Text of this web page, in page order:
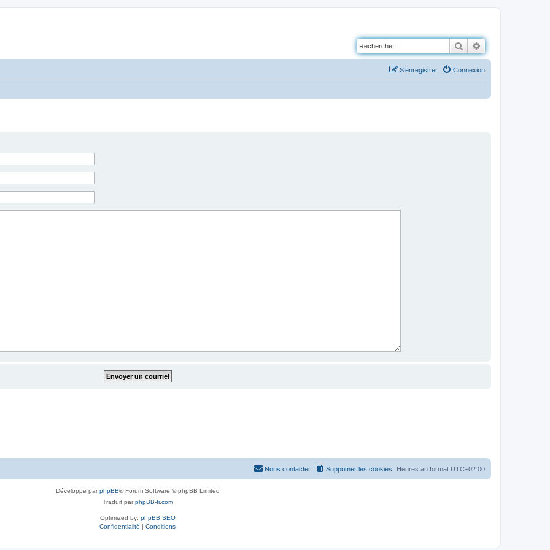
Rechercher
Connexion
S’enregistrer
Heures au format UTC+02:00
Supprimer les cookies
Nous contacter
Développé parphpBB® Forum Software © phpBB Limited
Traduit parphpBB-fr.com
Optimized by: phpBB SEO
Confidentialité | Conditions